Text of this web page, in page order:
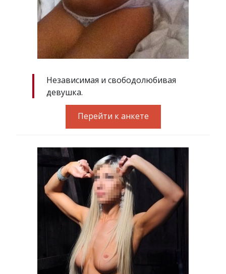
Независимая и свободолюбивая
девушка.
Перейти к анкете